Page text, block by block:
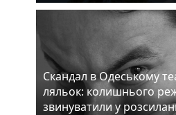
Скандал в Одеському
ляльок: колишнього
звинуватили у